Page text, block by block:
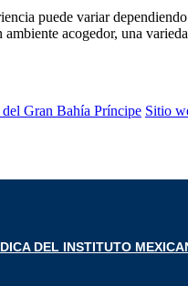
puede variar
ambiente acogedor, una
Gran Bahía Príncipe Sitio